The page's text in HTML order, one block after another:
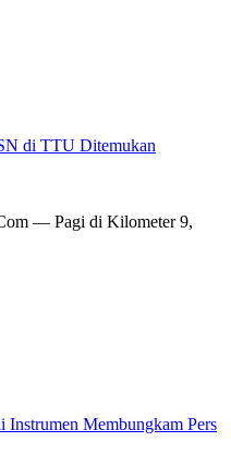
di TTU Ditemukan
— Pagi di Kilometer 9,
Membungkam Pers